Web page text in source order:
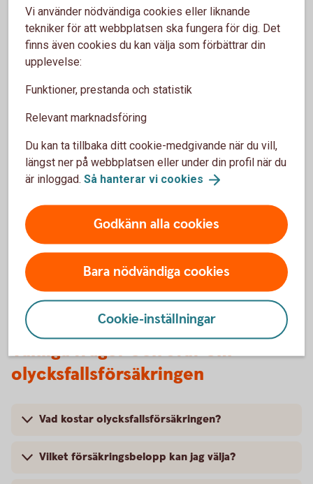
Har olyckan varit framme?
Här kan du göra din anmälan och ansöka om
Skadeanmälan – anmälskada
Vanliga frågor och svar om
olycksfallsförsäkringen
Vad kostar olycksfallsförsäkringen?
Vilket försäkringsbelopp kan jag välja?
Vi använder nödvändiga cookies eller liknande
tekniker för att webbplatsen ska fungera för dig. Det
finns även cookies du kan välja som förbättrar din
upplevelse:
Funktioner, prestanda och statistik
Relevant marknadsföring
Du kan ta tillbaka ditt cookie-medgivande när du vill,
längst ner på webbplatsen eller under din profil när du
är inloggad. Så hanterar vi cookies
Godkänn alla cookies
Bara nödvändiga cookies
Cookie-inställningar